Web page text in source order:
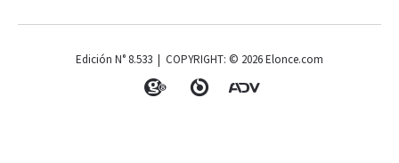
Edición N° 8.533 | COPYRIGHT: © 2026 Elonce.com